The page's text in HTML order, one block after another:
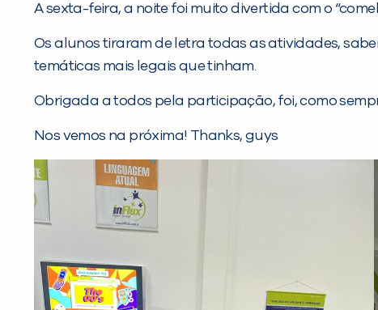
A sexta-feira, a noite foi muito divertida com o
Os alunos tiraram de letra todas as atividades,
temáticas mais legais que tinham.
Obrigada a todos pela participação, foi, como
Nos vemos na próxima! Thanks, guys